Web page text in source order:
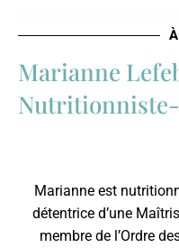
Marianne
Marianne est
détentrice d’une
membre de l’Ordre